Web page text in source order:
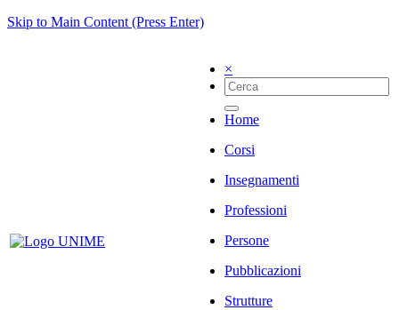
Skip to Main Content (Press Enter)
×
Home
Corsi
Insegnamenti
Professioni
Persone
Pubblicazioni
Strutture